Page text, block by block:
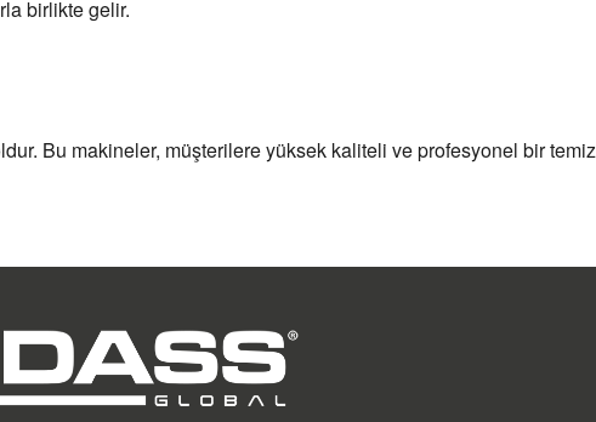
birlikte gelir.
Bu makineler, müşterilere yüksek kaliteli ve profesyonel bir